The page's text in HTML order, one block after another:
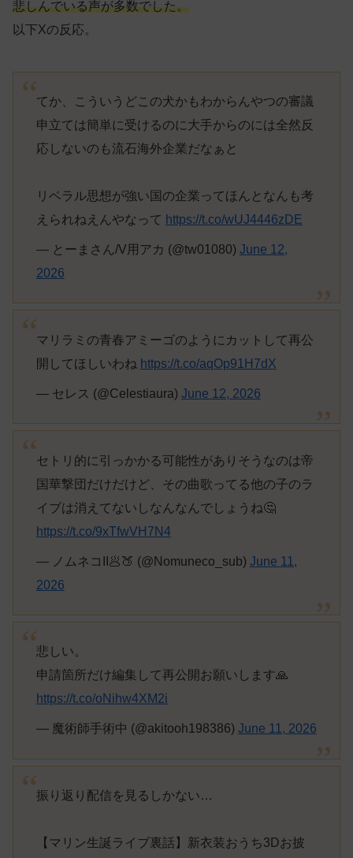
悲しんでいる声が多数でした。
以下Xの反応。
てか、こういうどこの犬かもわからんやつの審議
申立ては簡単に受けるのに大手からのには全然反
応しないのも流石海外企業だなぁと
リベラル思想が強い国の企業ってほんとなんも考
えられねえんやなって https://t.co/wUJ4446zDE
— とーまさん/V用アカ (@tw01080) June 12,
2026
マリラミの青春アミーゴのようにカットして再公
開してほしいわね https://t.co/aqOp91H7dX
— セレス (@Celestiaura) June 12, 2026
セトリ的に引っかかる可能性がありそうなのは帝
国華撃団だけだけど、その曲歌ってる他の子のラ
イブは消えてないしなんなんでしょうね🤔
https://t.co/9xTfwVH7N4
— ノムネコII🥟🍑 (@Nomuneco_sub) June 11,
2026
悲しい。
申請箇所だけ編集して再公開お願いします🙏
https://t.co/oNihw4XM2i
— 魔術師手術中 (@akitooh198386) June 11, 2026
振り返り配信を見るしかない…
【マリン生誕ライブ裏話】新衣装おうち3Dお披